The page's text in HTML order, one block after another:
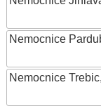
Nemocnice
Nemocnice